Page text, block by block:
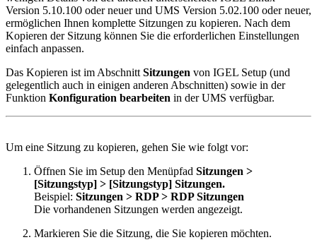
Version 5.10.100 oder neuer und UMS Version 5.02.100 oder neuer,
ermöglichen Ihnen komplette Sitzungen zu kopieren. Nach dem
Kopieren der Sitzung können Sie die erforderlichen Einstellungen
einfach anpassen.
Das Kopieren ist im Abschnitt Sitzungen von IGEL Setup (und
gelegentlich auch in einigen anderen Abschnitten) sowie in der
Funktion Konfiguration bearbeiten in der UMS verfügbar.
Um eine Sitzung zu kopieren, gehen Sie wie folgt vor:
Öffnen Sie im Setup den Menüpfad Sitzungen >
[Sitzungstyp] > [Sitzungstyp] Sitzungen.
Beispiel: Sitzungen > RDP > RDP Sitzungen
Die vorhandenen Sitzungen werden angezeigt.
Markieren Sie die Sitzung, die Sie kopieren möchten.